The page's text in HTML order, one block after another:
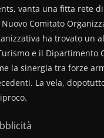
vanta una fitta rete
Comitato
ha trovato un
e il Dipartimento
la sinergia tra forze
La vela,